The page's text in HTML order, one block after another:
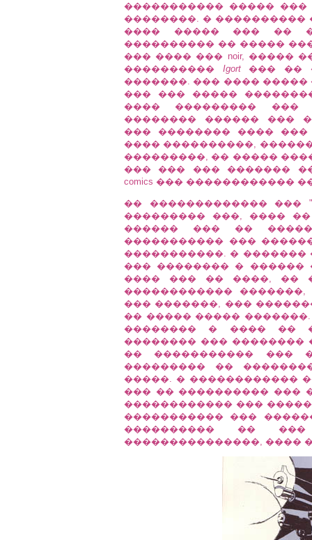
����������� �����
��������. �
���� ����� ��� ��
���������� �� �����
��� ���� ��� noir, �����
���������� Igort��� ��
�������. ��� ���� �����
��� ��� �����
���� ��������� ���
�������� ������ ���
��� �������� ����
���� ����������,
���������, �� �����
��� ��� ��� �������
comics ��� ������������
�� ������������� ���
��������� ���, ����
������ ��� ��
����������� ���
�����������. �
��� �������� � ������
���� ��� �� ����, ��
������������
��� �������, ���
�� ����� �����
�������� � ���� ��
�������� ��� ��������
�� ����������� ���
��������� ��
�����. � ������������
��� �� ���������� ���
������������ ���
����������� ���
���������� ��
���������������, ����